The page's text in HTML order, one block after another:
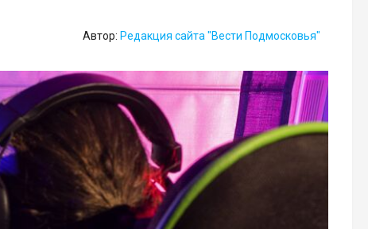
Автор: Редакция сайта "Вести Подмосковья"